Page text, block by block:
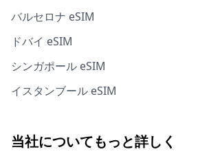
バルセロナ eSIM
ドバイ eSIM
シンガポール eSIM
イスタンブール eSIM
当社についてもっと詳しく